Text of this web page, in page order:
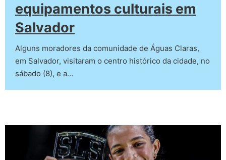
equipamentos culturais em
Salvador
Alguns moradores da comunidade de Águas Claras,
em Salvador, visitaram o centro histórico da cidade, no
sábado (8), e a…